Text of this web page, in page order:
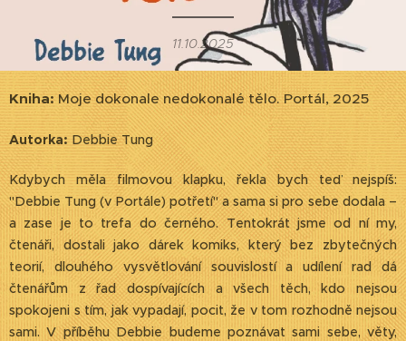
11.10.2025
Kniha:Moje dokonale nedokonalé tělo. Portál, 2025
Autorka:Debbie Tung
Kdybych měla filmovou klapku, řekla bych teď nejspíš:
"Debbie Tung (v Portále) potřetí" a sama si pro sebe dodala –
a zase je to trefa do černého. Tentokrát jsme od ní my,
čtenáři, dostali jako dárek komiks, který bez zbytečných
teorií, dlouhého vysvětlování souvislostí a udílení rad dá
čtenářům z řad dospívajících a všech těch, kdo nejsou
spokojeni s tím, jak vypadají, pocit, že v tom rozhodně nejsou
sami. V příběhu Debbie budeme poznávat sami sebe, věty,